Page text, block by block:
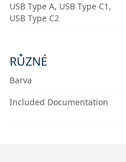
USB Type A, USB Type C1,
USB Type C2
RŮZNÉ
Barva
Included Documentation